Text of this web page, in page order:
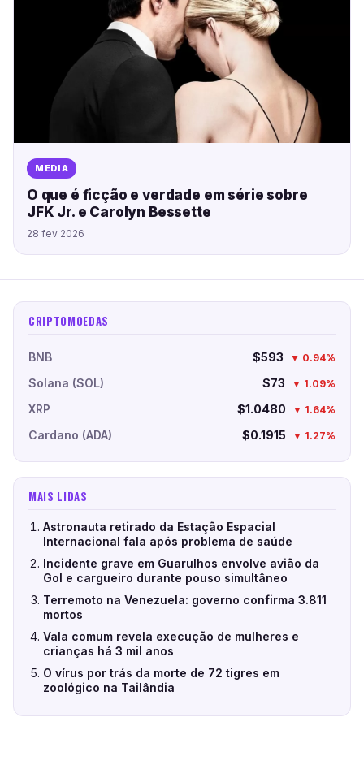
MEDIA
O que é ficção e verdade em série sobre
JFK Jr. e Carolyn Bessette
28 fev 2026
CRIPTOMOEDAS
BNB $593 ▼ 0.94%
Solana (SOL) $73 ▼ 1.09%
XRP $1.0480 ▼ 1.64%
Cardano (ADA) $0.1915 ▼ 1.27%
MAIS LIDAS
Astronauta retirado da Estação Espacial
Internacional fala após problema de saúde
Incidente grave em Guarulhos envolve avião da
Gol e cargueiro durante pouso simultâneo
Terremoto na Venezuela: governo confirma 3.811
mortos
Vala comum revela execução de mulheres e
crianças há 3 mil anos
O vírus por trás da morte de 72 tigres em
zoológico na Tailândia